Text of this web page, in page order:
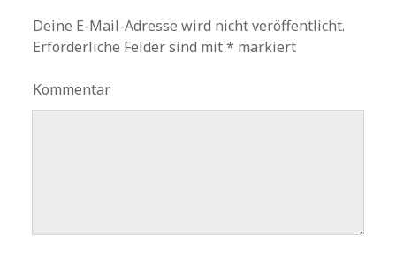
Deine E-Mail-Adresse wird nicht veröffentlicht.
Erforderliche Felder sind mit* markiert
Kommentar